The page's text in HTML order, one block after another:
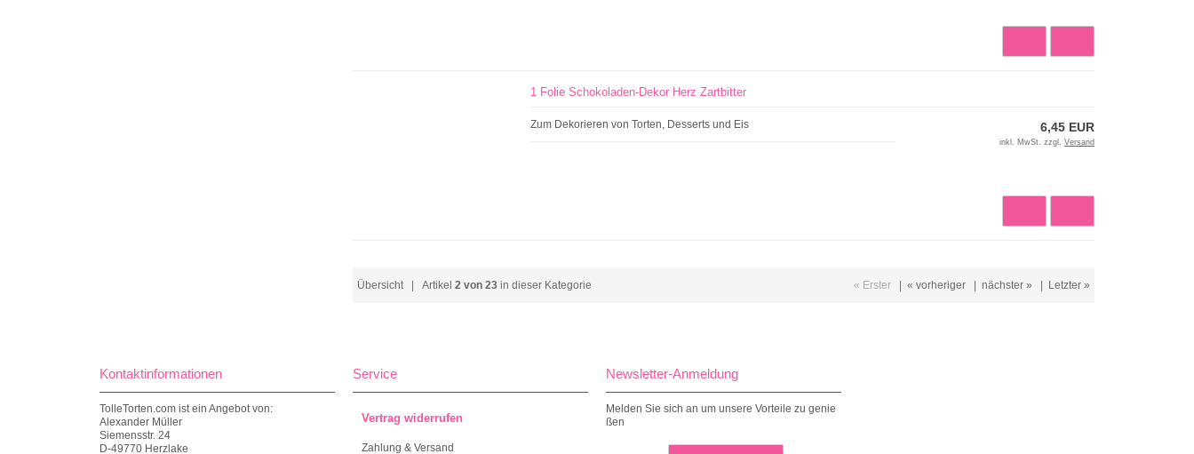
1 Folie Schokoladen-Dekor Herz Zartbitter
Zum Dekorieren von Torten, Desserts und Eis 6,45 EUR
inkl. MwSt. zzgl. Versand
Übersicht| Artikel 2 von 23 in dieser Kategorie « Erster « vorheriger nächster » Letzter »
Kontaktinformationen
TolleTorten.com ist ein Angebot von:
Alexander Müller
Siemensstr. 24
D-49770 Herzlake
Service
Vertrag widerrufen
Zahlung & Versand
Newsletter-Anmeldung
Melden Sie sich an um unsere Vorteile zu genie
ßen